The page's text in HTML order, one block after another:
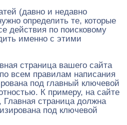
(давно и недавно
определить те, которые
действия по поисковому
именно с этими
страница вашего сайта
всем правилам написания
под главный ключевой
К примеру, на сайте
страница должна
под ключевой